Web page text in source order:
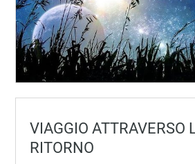
VIAGGIO ATTRAVERSO
RITORNO